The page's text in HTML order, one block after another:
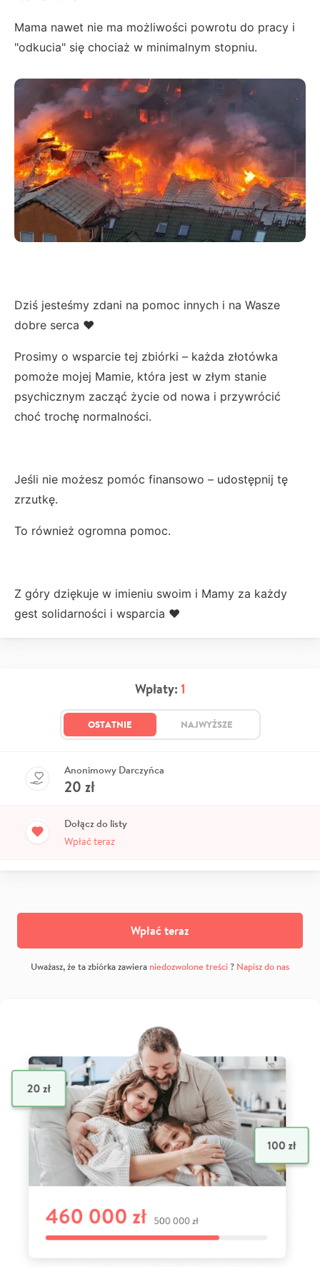
Mama nawet nie ma możliwości powrotu do pracy i
"odkucia" się chociaż w minimalnym stopniu.
Dziś jesteśmy zdani na pomoc innych i na Wasze
dobre serca ❤️
Prosimy o wsparcie tej zbiórki – każda złotówka
pomoże mojej Mamie, która jest w złym stanie
psychicznym zacząć życie od nowa i przywrócić
choć trochę normalności.
Jeśli nie możesz pomóc finansowo – udostępnij tę
zrzutkę.
To również ogromna pomoc.
Z góry dziękuje w imieniu swoim i Mamy za każdy
gest solidarności i wsparcia ❤️
Wpłaty: 1
OSTATNIE NAJWYŻSZE
Anonimowy Darczyńca
20 zł
Dołącz do listy
Wpłać teraz
Wpłać teraz
Uważasz, że ta zbiórka zawiera niedozwolone treści? Napisz do nas